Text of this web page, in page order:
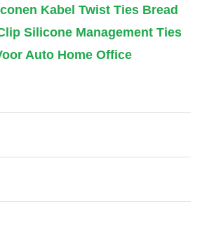
Kabel Twist Ties Bread
Silicone Management Ties
Auto Home Office